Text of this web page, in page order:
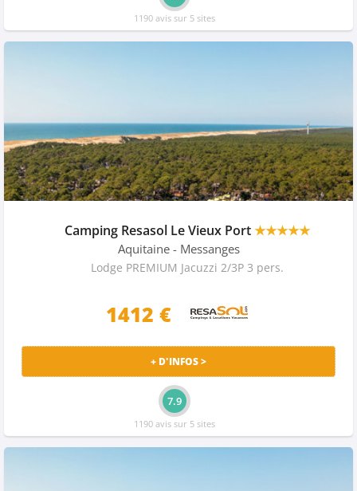
1190 avis sur 5 sites
Camping Resasol Le Vieux Port★★★★★
Aquitaine - Messanges
Lodge PREMIUM Jacuzzi 2/3P 3 pers.
1412 €
+ D'INFOS >
7.9
1190 avis sur 5 sites